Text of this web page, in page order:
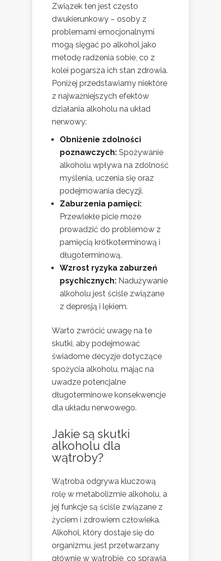
Związek ten jest często
dwukierunkowy – osoby z
problemami emocjonalnymi
mogą sięgać po alkohol jako
metodę radzenia sobie, co z
kolei pogarsza ich stan zdrowia.
Poniżej przedstawiamy niektóre
z najważniejszych efektów
działania alkoholu na układ
nerwowy:
Obniżenie zdolności
poznawczych: Spożywanie
alkoholu wpływa na zdolność
myślenia, uczenia się oraz
podejmowania decyzji.
Zaburzenia pamięci:
Przewlekłe picie może
prowadzić do problemów z
pamięcią krótkoterminową i
długoterminową.
Wzrost ryzyka zaburzeń
psychicznych: Nadużywanie
alkoholu jest ściśle związane
z depresją i lękiem.
Warto zwrócić uwagę na te
skutki, aby podejmować
świadome decyzje dotyczące
spożycia alkoholu, mając na
uwadze potencjalne
długoterminowe konsekwencje
dla układu nerwowego.
Jakie są skutki
alkoholu dla
wątroby?
Wątroba odgrywa kluczową
rolę w metabolizmie alkoholu, a
jej funkcje są ściśle związane z
życiem i zdrowiem człowieka.
Alkohol, który dostaje się do
organizmu, jest przetwarzany
głównie w wątrobie, co sprawia,